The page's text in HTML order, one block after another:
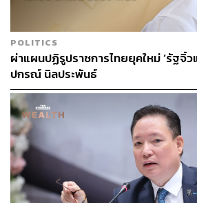
ขายสาขาเดิมได้ถึง 20-30% ขณะที่โม
ว่าจะช่วยผลักดันยอดขายเพิ่มขึ้นอย่างน้
กลยุทธ์ข้างต้น บริษัทคาดว่าจะทำรายไ
วางไว้ประมาณ 3,900 ล้านบาท
สำหรับภาพรวมธุรกิจในช่วงครึ่งปีหลัง
ร้านอาหารยังคงเผชิญแรงกดดันจากปัญ
กระทบกำลังซื้อของผู้บริโภค อย่างไรก็ต
มาตรการกระตุ้นเศรษฐกิจและการใช้จ่า
ออกมาก็จะเป็นปัจจัยบวกที่ช่วยสนับสนุ
ร้านอาหารในช่วงที่เหลือของปีได้เช่นกั
POLITICS
ผ่าแผนปฏิรูปราชการไทยยุคใหม่ ‘รัฐจิ๋ว
ปกรณ์ นิลประพันธ์